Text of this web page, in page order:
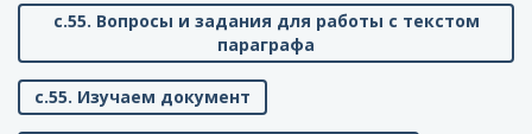
с.55. Вопросы и задания для работы с текстом
параграфа
с.55. Изучаем документ